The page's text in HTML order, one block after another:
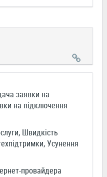
заявки на
на підключення
Швидкість
Усунення
провайдера